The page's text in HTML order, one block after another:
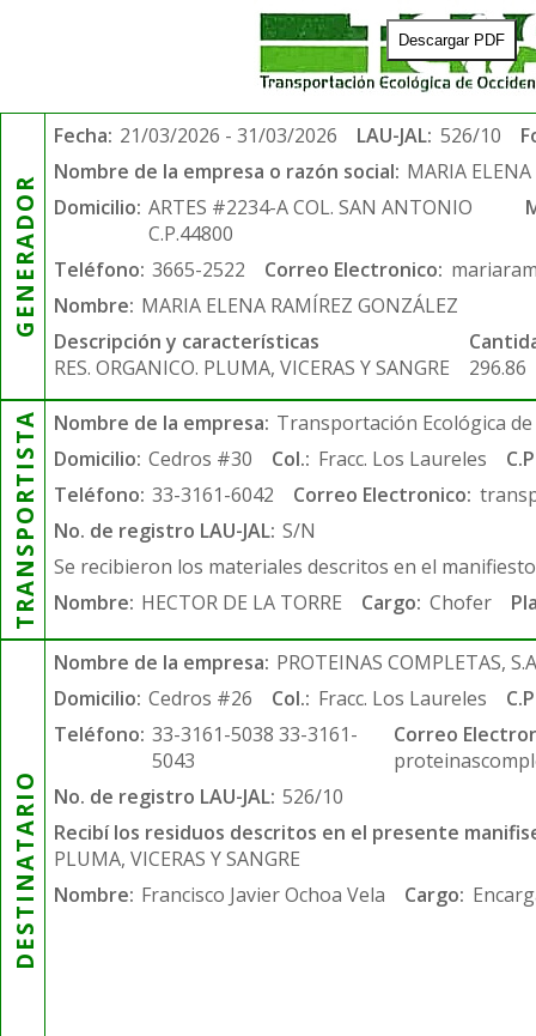
Descargar PDF
GENERADOR
Fecha: 21/03/2026 - 31/03/2026 LAU-JAL: 526/10
Nombre de la empresa o razón social: MARIA
Domicilio: ARTES #2234-A COL. SAN ANTONIO
C.P.44800
Teléfono: 3665-2522 Correo Electronico:
Nombre: MARIA ELENA RAMÍREZ GONZÁLEZ
Descripción y características
RES. ORGANICO. PLUMA, VICERAS Y SANGRE
296.86
TRANSPORTISTA Nombre de la empresa: Transportación Ecológica de
Domicilio: Cedros #30 Col.: Fracc. Los Laureles
Teléfono: 33-3161-6042 Correo Electronico:
No. de registro LAU-JAL: S/N
Se recibieron los materiales descritos en el
Nombre: HECTOR DE LA TORRE Cargo: Chofer
DESTINATARIO
Nombre de la empresa: PROTEINAS COMPLETAS,
Domicilio: Cedros #26 Col.: Fracc. Los Laureles
Teléfono: 33-3161-5038 33-3161-
5043
Correo
No. de registro LAU-JAL: 526/10
Recibí los residuos descritos en el presente
PLUMA, VICERAS Y SANGRE
Nombre: Francisco Javier Ochoa Vela Cargo: